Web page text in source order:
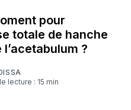
pour
totale de hanche
?
lecture : 15 min